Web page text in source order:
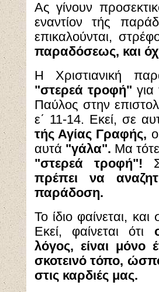
Ας γίνουν
εναντίον τής
επικαλούνται,
παραδόσεως, και
Η Χριστιανική
"στερεά τροφή"
Παύλος στην
ε΄ 11-14. Εκεί, σε
τής Αγίας Γραφής,
αυτά "γάλα". Μα
"στερεά τροφή"!
πρέπει να
παράδοση.
Το ίδιο φαίνεται,
Εκεί, φαίνεται ότι
λόγος, είναι μόνο
σκοτεινό τόπο,
στις καρδιές μας.